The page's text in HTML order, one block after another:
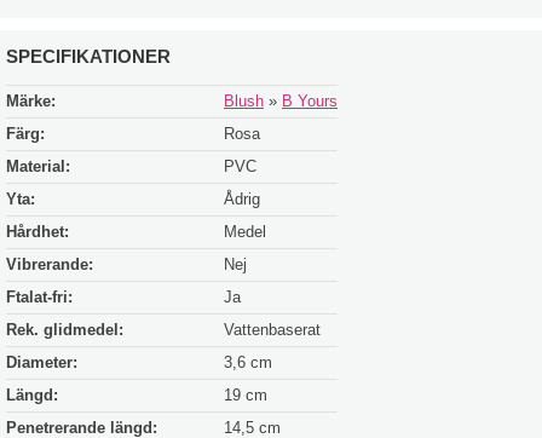
SPECIFIKATIONER
Märke: Blush » B Yours
Färg:
Rosa
Material:
PVC
Yta:
Ådrig
Hårdhet:
Medel
Vibrerande:
Nej
Ftalat-fri:
Ja
Rek. glidmedel:
Vattenbaserat
Diameter:
3,6 cm
Längd:
19 cm
Penetrerande längd:
14,5 cm